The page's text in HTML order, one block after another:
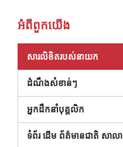
អំពី​ពួក​យើង
សារលិខិតរបស់នាយក
ដំណឹងសំខាន់ៗ
អ្នកដឹកនាំបុគ្គលិក
ទំព័រ ដើម ព័ត៌មានជាតិ សាលា